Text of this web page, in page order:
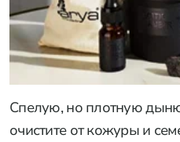
Спелую, но плотную
очистите от кожуры и